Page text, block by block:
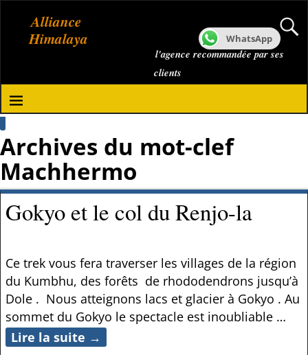
Alliance
Himalaya
l'agence recommandée par ses
clients
Archives du mot-clef
Machhermo
Gokyo et le col du Renjo-la
Ce trek vous fera traverser les villages de la région
du Kumbhu, des forêts de rhododendrons jusqu’à
Dole . Nous atteignons lacs et glacier à Gokyo . Au
sommet du Gokyo le spectacle est inoubliable …
Lire la suite →
WhatsApp